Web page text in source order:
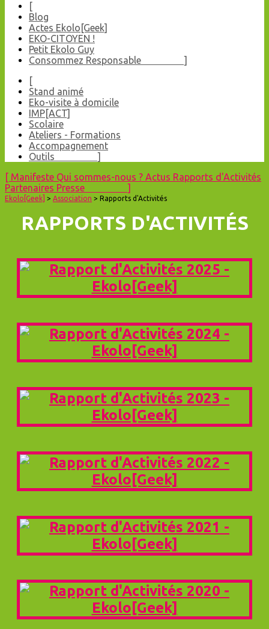
[
Blog
Actes Ekolo[Geek]
EKO-CITOYEN !
Petit Ekolo Guy
Consommez Responsable ]
[
Stand animé
Eko-visite à domicile
IMP[ACT]
Scolaire
Ateliers - Formations
Accompagnement
Outils ]
[ Manifeste Qui sommes-nous ? Actus Rapports d'Activités
Partenaires Presse ]
Ekolo[Geek] > Association > Rapports d'Activités
RAPPORTS D'ACTIVITÉS